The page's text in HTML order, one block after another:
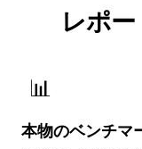
レポ
📊
本物のベンチマ